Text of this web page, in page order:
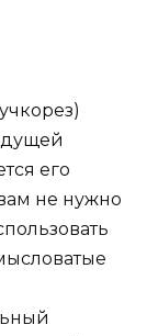
его
не нужно